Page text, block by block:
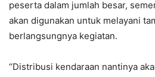
peserta dalam jumlah besar,
akan digunakan untuk melayani
berlangsungnya kegiatan.
“Distribusi kendaraan nantinya